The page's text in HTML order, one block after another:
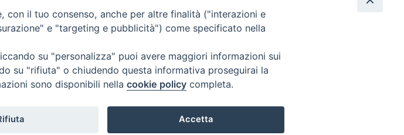
il tuo consenso, anche per altre finalità ("interazioni e
e "targeting e pubblicità") come specificato nella
su "personalizza" puoi avere maggiori informazioni sui
su "rifiuta" o chiudendo questa informativa proseguirai la
sono disponibili nella cookie policy completa.
Accetta